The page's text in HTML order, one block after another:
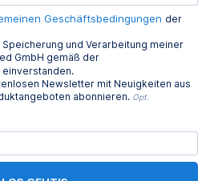
Geschäftsbedingungen der
und Verarbeitung meiner
GmbH gemäß der
einverstanden.
Newsletter mit Neuigkeiten aus
abonnieren. Opt.